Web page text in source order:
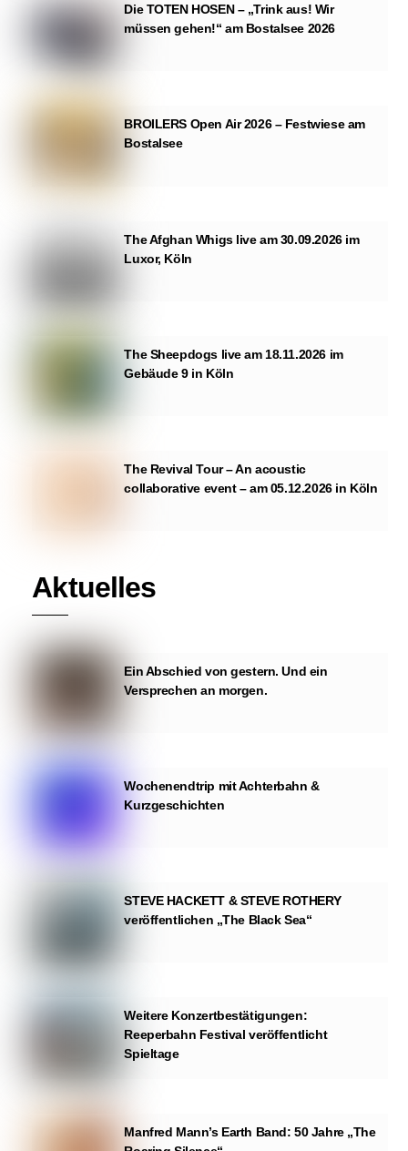
Die TOTEN HOSEN – „Trink aus! Wir
müssen gehen!“ am Bostalsee 2026
BROILERS Open Air 2026 – Festwiese am
Bostalsee
The Afghan Whigs live am 30.09.2026 im
Luxor, Köln
The Sheepdogs live am 18.11.2026 im
Gebäude 9 in Köln
The Revival Tour – An acoustic
collaborative event – am 05.12.2026 in Köln
Aktuelles
Ein Abschied von gestern. Und ein
Versprechen an morgen.
Wochenendtrip mit Achterbahn &
Kurzgeschichten
STEVE HACKETT & STEVE ROTHERY
veröffentlichen „The Black Sea“
Weitere Konzertbestätigungen:
Reeperbahn Festival veröffentlicht
Spieltage
Manfred Mann’s Earth Band: 50 Jahre „The